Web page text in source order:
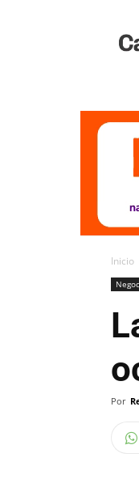
Vivo
Inicio
Por